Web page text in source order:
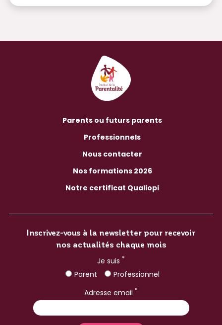
Parents ou futurs parents
Professionnels
Nous contacter
Nos formations 2026
Notre certificat Qualiopi
Inscrivez-vous à la newsletter pour recevoir
nos actualités chaque mois
Je suis *
Parent
Professionnel
Adresse email *